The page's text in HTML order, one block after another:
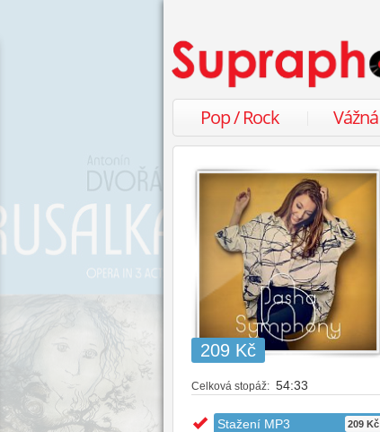
Pop / Rock
209 Kč
Celková stopáž: 54:33
Stažení MP3 209 Kč